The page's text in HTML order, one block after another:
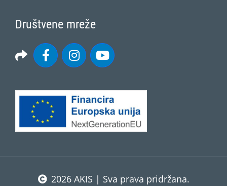
Društvene mreže
2026 AKIS | Sva prava pridržana.